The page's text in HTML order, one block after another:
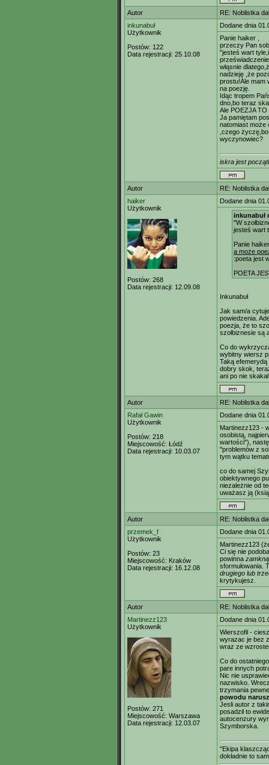
Autor
RE: Noblistka
inkunabuł
Użytkownik
Postów: 122
Data rejestracji: 25.10.08
Dodane dnia
Panie haiker ,
przeczy Pan
"jesteś wart
włąsnie
nadzieję ,że
prostu!Ale mam
na poezję.
Idąc tropem
dno,bo teraz
Ale POEZJA
Ja pamiętam
natomiast może
,czego
wyczynowiec?
iskra jest
Autor
RE: Noblistka
haiker
Użytkownik
Postów: 268
Data rejestracji: 12.09.08
Dodane dnia
inkunabuł
"W
jesteś wart
Panie
a może
:poeta jest
POETA
Inkunabuł
Jak sam/a
powiedzenia.
poezja, że to
szołbiznesie są
Co do
wybitny wiersz
Taką efemerydą
dobry skok,
ani po nie
Autor
RE: Noblistka
Rafał Gawin
Użytkownik
Postów: 218
Miejscowość: Łódź
Data rejestracji: 10.03.07
Dodane dnia
Martinezz123 -
osobistą,
wartości"),
"problemów z
tym wątku
co do samej
obiektywnego
niezależnie od
uważasz ją
Autor
RE: Noblistka
przemek_f
Użytkownik
Postów: 23
Miejscowość: Kraków
Data rejestracji: 16.12.08
Dodane dnia
Martinezz123
Ci się nie
powinna
sformułowania.
drugiego lub
krytykujesz.
Autor
RE: Noblistka
Martinezz123
Użytkownik
Postów: 271
Miejscowość: Warszawa
Data rejestracji: 12.03.07
Dodane dnia
Wierszofil -
wyrazac je bez
wraz ze
Co do
pare innych
Nic nie
nazwisko.
trzymania
powodu
Jesli autor z
posadzil to
autocenzury
Szymborska.
"Ekipa
dokładnie to